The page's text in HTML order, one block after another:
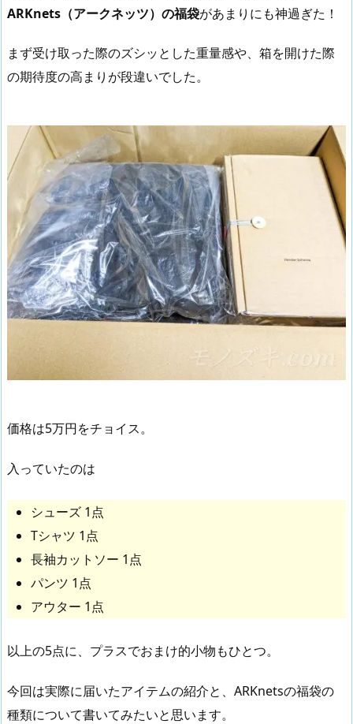
ARKnets（アークネッツ）の福袋があまりにも神過ぎた！
まず受け取った際のズシッとした重量感や、箱を開けた際
の期待度の高まりが段違いでした。
価格は5万円をチョイス。
入っていたのは
シューズ 1点
Tシャツ 1点
長袖カットソー 1点
パンツ 1点
アウター 1点
以上の5点に、プラスでおまけ的小物もひとつ。
今回は実際に届いたアイテムの紹介と、ARKnetsの福袋の
種類について書いてみたいと思います。